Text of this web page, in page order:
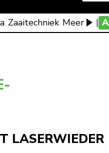
Zaaitechniek Meer |
LASERWIEDER